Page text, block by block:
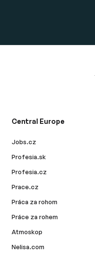
Central Europe
Jobs.cz
Profesia.sk
Profesia.cz
Prace.cz
Práca za rohom
Práce za rohem
Atmoskop
Nelisa.com